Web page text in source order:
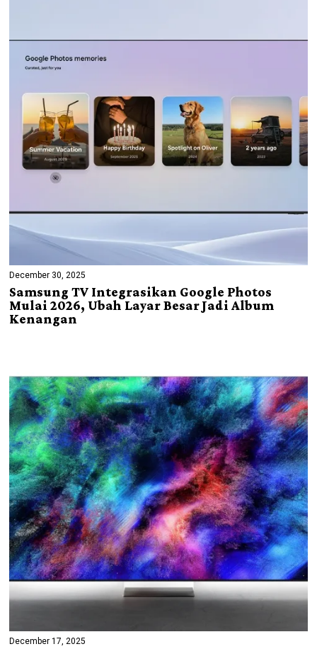
December 30, 2025
Samsung TV Integrasikan Google Photos
Mulai 2026, Ubah Layar Besar Jadi Album
Kenangan
December 17, 2025